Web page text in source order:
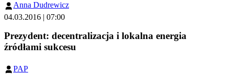
Anna Dudrewicz
04.03.2016 | 07:00
Prezydent: decentralizacja i lokalna energia
źródłami sukcesu
PAP